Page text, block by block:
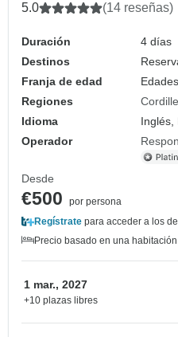
5.0 (14 reseñas)
Duración
4 días
Destinos
Franja de edad
Regiones
Idioma
Inglés,
Operador
Desde
€500
por persona
Regístrate para acceder a los
Precio basado en una
1 mar., 2027
+10 plazas libres